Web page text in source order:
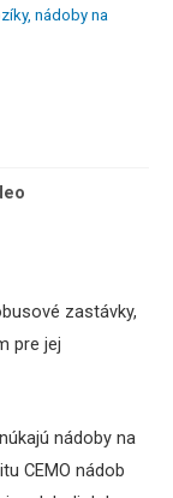
nádoby na
zastávky,
pre jej
nádoby na
CEMO nádob